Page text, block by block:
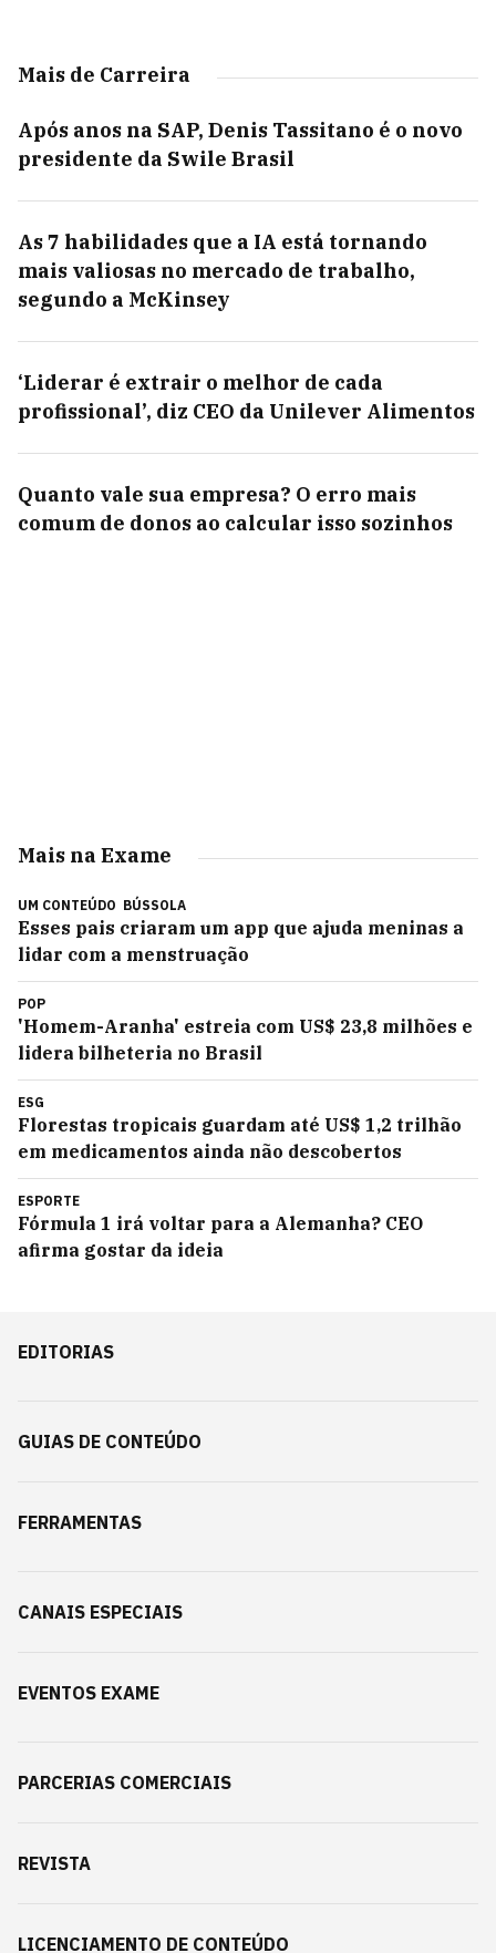
Mais de Carreira
Após anos na SAP, Denis Tassitano é o novo
presidente da Swile Brasil
As 7 habilidades que a IA está tornando
mais valiosas no mercado de trabalho,
segundo a McKinsey
‘Liderar é extrair o melhor de cada
profissional’, diz CEO da Unilever Alimentos
Quanto vale sua empresa? O erro mais
comum de donos ao calcular isso sozinhos
Mais na Exame
UM CONTEÚDO BÚSSOLA
Esses pais criaram um app que ajuda meninas a
lidar com a menstruação
POP
'Homem-Aranha' estreia com US$ 23,8 milhões e
lidera bilheteria no Brasil
ESG
Florestas tropicais guardam até US$ 1,2 trilhão
em medicamentos ainda não descobertos
ESPORTE
Fórmula 1 irá voltar para a Alemanha? CEO
afirma gostar da ideia
EDITORIAS
GUIAS DE CONTEÚDO
FERRAMENTAS
CANAIS ESPECIAIS
EVENTOS EXAME
PARCERIAS COMERCIAIS
REVISTA
LICENCIAMENTO DE CONTEÚDO